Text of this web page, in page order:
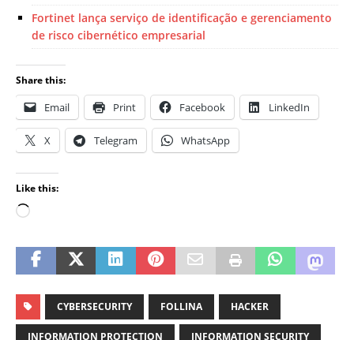
Fortinet lança serviço de identificação e gerenciamento
de risco cibernético empresarial
Share this:
Email Print Facebook LinkedIn
X Telegram WhatsApp
Like this:
CYBERSECURITY FOLLINA HACKER
INFORMATION PROTECTION INFORMATION SECURITY